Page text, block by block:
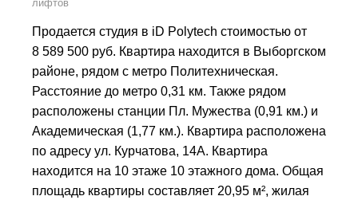
лифтов
Продается студия в iD Polytech стоимостью от
8 589 500 руб. Квартира находится в Выборгском
районе, рядом с метро Политехническая.
Расстояние до метро 0,31 км. Также рядом
расположены станции Пл. Мужества (0,91 км.) и
Академическая (1,77 км.). Квартира расположена
по адресу ул. Курчатова, 14А. Квартира
находится на 10 этаже 10 этажного дома. Общая
площадь квартиры составляет 20,95 м², жилая